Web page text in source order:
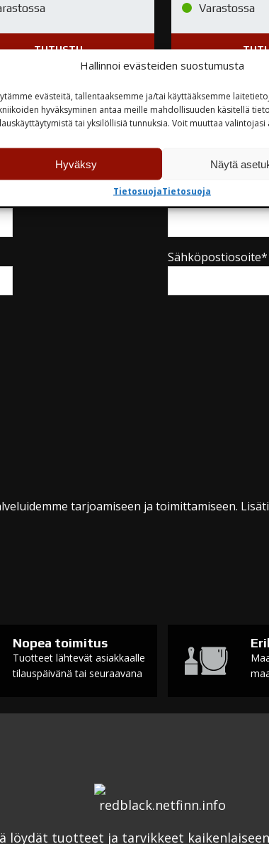
Hallinnoi evästeiden suostumusta
evästeitä, tallentaaksemme ja/tai käyttääksemme
hyväksyminen antaa meille mahdollisuuden käsitellä
tai yksilöllisiä tunnuksia. Voit muuttaa valintojasi
Hyväksy Näytä
TietosuojaTietosuoja
TUTUSTU
Varastossa
Yritys
Sähköpostiosoite*
tarjoamiseen ja toimittamiseen.
Nopea toimitus
Tuotteet lähtevät asiakkaalle
tilauspäivänä tai seuraavana
löydät tuotteet ja tarvikkeet